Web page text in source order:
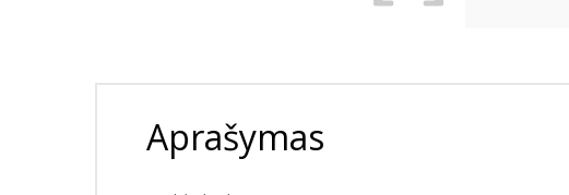
Aprašymas